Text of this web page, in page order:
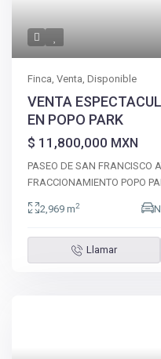
Finca,Venta,Disponible
VENTA
EN POPO PARK
$ 11,800,000 MXN
PASEO DE SAN FRANCISCO
FRACCIONAMIENTO POPO
2,969 m2
Llamar